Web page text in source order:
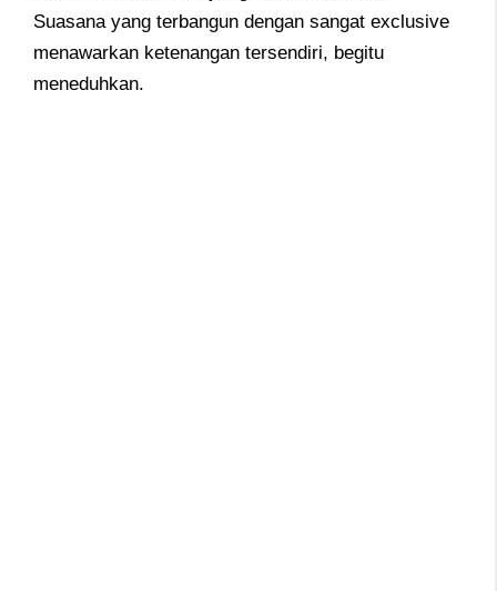
Suasana yang terbangun dengan sangat exclusive
menawarkan ketenangan tersendiri, begitu
meneduhkan.